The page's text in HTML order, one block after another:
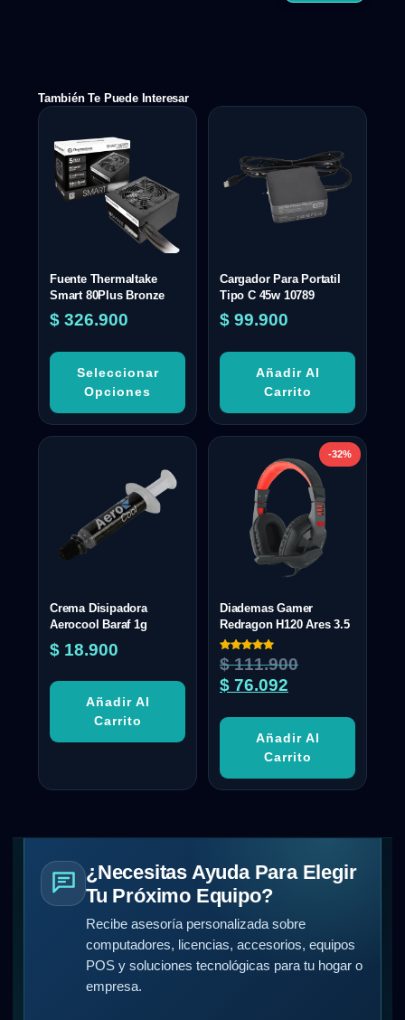
También Te Puede Interesar
Fuente Thermaltake
Smart 80Plus Bronze
$ 326.900
Seleccionar
Opciones
Cargador Para Portatil
Tipo C 45w 10789
$ 99.900
Añadir Al
Carrito
Crema Disipadora
Aerocool Baraf 1g
$ 18.900
Añadir Al
Carrito
-32%
Diademas Gamer
Redragon H120 Ares 3.5
Valorado
con
5.00
de 5
$111.900
$ 76.092
Añadir Al
Carrito
¿Necesitas Ayuda Para Elegir
Tu Próximo Equipo?
Recibe asesoría personalizada sobre
computadores, licencias, accesorios, equipos
POS y soluciones tecnológicas para tu hogar o
empresa.